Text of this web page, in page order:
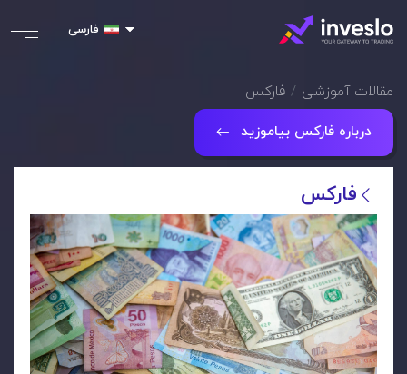
فارسی
مقالات آموزشی فارکس
درباره فارکس بیاموزید
فارکس